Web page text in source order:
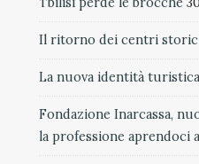
Il ritorno dei centri
La nuova identità
Fondazione Inarcassa,
la professione aprendoci